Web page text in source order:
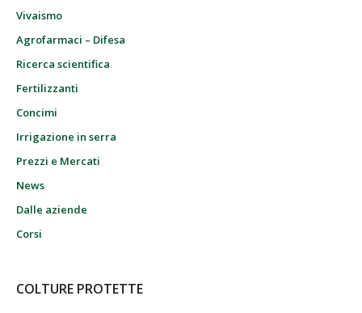
Vivaismo
Agrofarmaci – Difesa
Ricerca scientifica
Fertilizzanti
Concimi
Irrigazione in serra
Prezzi e Mercati
News
Dalle aziende
Corsi
COLTURE PROTETTE